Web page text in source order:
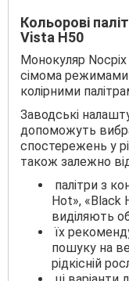
Кольорові
Vista H50
Монокуляр
сімома режимами
колірними
Заводські
допоможуть
спостережень у
також залежно
палітри з
Hot», «Black
виділяють
їх
пошуку на
рідкісній